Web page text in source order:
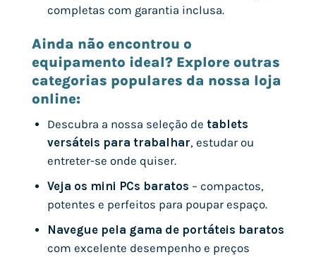
completas com garantia inclusa.
Ainda não encontrou o
equipamento ideal? Explore outras
categorias populares da nossa loja
online:
Descubra a nossa seleção de tablets
versáteis para trabalhar, estudar ou
entreter-se onde quiser.
Veja os mini PCs baratos – compactos,
potentes e perfeitos para poupar espaço.
Navegue pela gama de portáteis baratos
com excelente desempenho e preços